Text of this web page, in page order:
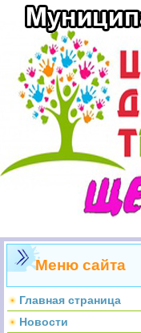
Меню сайта
Главная страница
Новости